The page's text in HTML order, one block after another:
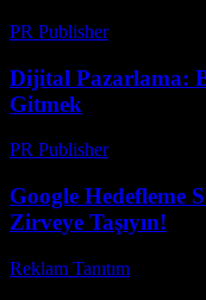
PR Publisher-
Dijital Pazarlama:
Gitmek
PR Publisher-
Google Hedefleme
Zirveye Taşıyın!
Reklam Tanıtım